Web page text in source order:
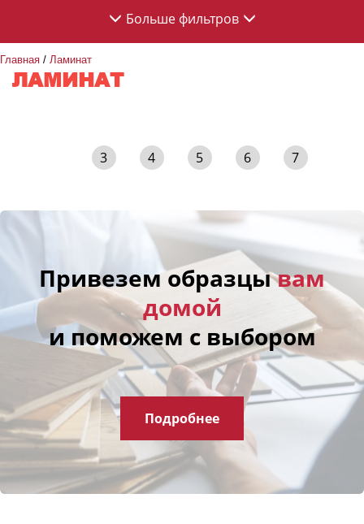
Коллекция
Все
Наличие фаски
Тип соединения
Класс нагрузки Все
Оттенок Все
Больше фильтров
Главная / Ламинат
ЛАМИНАТ
3 4 5 6 7
Привезем образцывам
домой
и поможем с выбором
Подробнее